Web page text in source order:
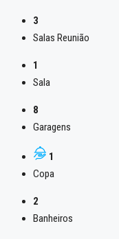
3
Salas Reunião
1
Sala
8
Garagens
1
Copa
2
Banheiros